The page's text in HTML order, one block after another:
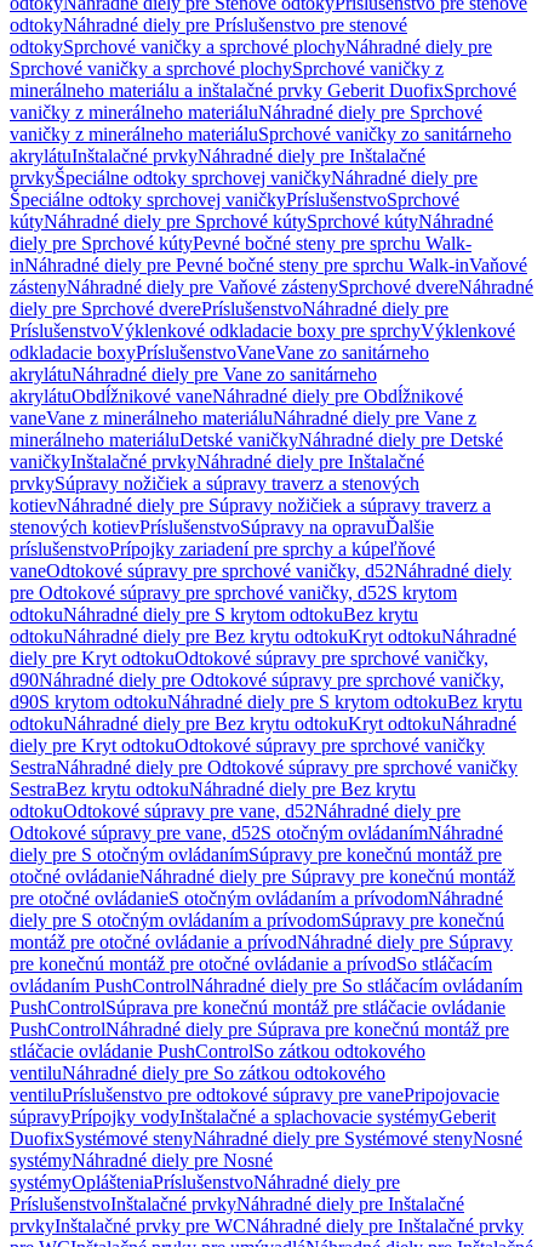
odtokyNáhradné diely pre Príslušenstvo pre stenové
odtokySprchové vaničky a sprchové plochyNáhradné diely pre
Sprchové vaničky a sprchové plochySprchové vaničky z
minerálneho materiálu a inštalačné prvky Geberit DuofixSprchové
vaničky z minerálneho materiáluNáhradné diely pre Sprchové
vaničky z minerálneho materiáluSprchové vaničky zo sanitárneho
akrylátuInštalačné prvkyNáhradné diely pre Inštalačné
prvkyŠpeciálne odtoky sprchovej vaničkyNáhradné diely pre
Špeciálne odtoky sprchovej vaničkyPríslušenstvoSprchové
kútyNáhradné diely pre Sprchové kútySprchové kútyNáhradné
diely pre Sprchové kútyPevné bočné steny pre sprchu Walk-
inNáhradné diely pre Pevné bočné steny pre sprchu Walk-inVaňové
zástenyNáhradné diely pre Vaňové zástenySprchové dvereNáhradné
diely pre Sprchové dverePríslušenstvoNáhradné diely pre
PríslušenstvoVýklenkové odkladacie boxy pre sprchyVýklenkové
odkladacie boxyPríslušenstvoVaneVane zo sanitárneho
akrylátuNáhradné diely pre Vane zo sanitárneho
akrylátuObdĺžnikové vaneNáhradné diely pre Obdĺžnikové
vaneVane z minerálneho materiáluNáhradné diely pre Vane z
minerálneho materiáluDetské vaničkyNáhradné diely pre Detské
vaničkyInštalačné prvkyNáhradné diely pre Inštalačné
prvkySúpravy nožičiek a súpravy traverz a stenových
kotievNáhradné diely pre Súpravy nožičiek a súpravy traverz a
stenových kotievPríslušenstvoSúpravy na opravuĎalšie
príslušenstvoPrípojky zariadení pre sprchy a kúpeľňové
vaneOdtokové súpravy pre sprchové vaničky, d52Náhradné diely
pre Odtokové súpravy pre sprchové vaničky, d52S krytom
odtokuNáhradné diely pre S krytom odtokuBez krytu
odtokuNáhradné diely pre Bez krytu odtokuKryt odtokuNáhradné
diely pre Kryt odtokuOdtokové súpravy pre sprchové vaničky,
d90Náhradné diely pre Odtokové súpravy pre sprchové vaničky,
d90S krytom odtokuNáhradné diely pre S krytom odtokuBez krytu
odtokuNáhradné diely pre Bez krytu odtokuKryt odtokuNáhradné
diely pre Kryt odtokuOdtokové súpravy pre sprchové vaničky
SestraNáhradné diely pre Odtokové súpravy pre sprchové vaničky
SestraBez krytu odtokuNáhradné diely pre Bez krytu
odtokuOdtokové súpravy pre vane, d52Náhradné diely pre
Odtokové súpravy pre vane, d52S otočným ovládanímNáhradné
diely pre S otočným ovládanímSúpravy pre konečnú montáž pre
otočné ovládanieNáhradné diely pre Súpravy pre konečnú montáž
pre otočné ovládanieS otočným ovládaním a prívodomNáhradné
diely pre S otočným ovládaním a prívodomSúpravy pre konečnú
montáž pre otočné ovládanie a prívodNáhradné diely pre Súpravy
pre konečnú montáž pre otočné ovládanie a prívodSo stláčacím
ovládaním PushControlNáhradné diely pre So stláčacím ovládaním
PushControlSúprava pre konečnú montáž pre stláčacie ovládanie
PushControlNáhradné diely pre Súprava pre konečnú montáž pre
stláčacie ovládanie PushControlSo zátkou odtokového
ventiluNáhradné diely pre So zátkou odtokového
ventiluPríslušenstvo pre odtokové súpravy pre vanePripojovacie
súpravyPrípojky vodyInštalačné a splachovacie systémyGeberit
DuofixSystémové stenyNáhradné diely pre Systémové stenyNosné
systémyNáhradné diely pre Nosné
systémyOplášteniaPríslušenstvoNáhradné diely pre
PríslušenstvoInštalačné prvkyNáhradné diely pre Inštalačné
prvkyInštalačné prvky pre WCNáhradné diely pre Inštalačné prvky